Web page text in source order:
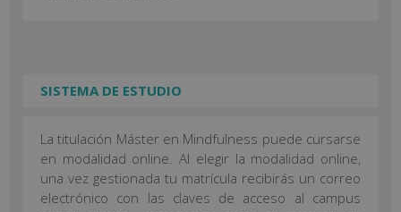
SISTEMA DE ESTUDIO
La titulación Máster en Mindfulness puede cursarse
en modalidad online. Al elegir la modalidad online,
una vez gestionada tu matrícula recibirás un correo
electrónico con las claves de acceso al campus